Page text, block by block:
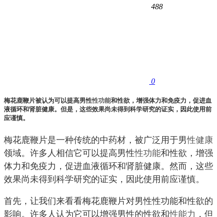
488
0
梅花鹿鞭片被认为可以提高男性性功能和性欲，增强体力和免疫力，促进血
液循环和肾脏健康。但是，这些效果尚未得到科学研究的证实，因此使用前
应谨慎。
梅花鹿鞭片是一种传统的中药材，被广泛用于男性健康
领域。许多人相信它可以提高男性性功能和性欲，增强
体力和免疫力，促进血液循环和肾脏健康。然而，这些
效果尚未得到科学研究的证实，因此使用前应谨慎。
首先，让我们来看看梅花鹿鞭片对男性性功能和性欲的
影响。许多人认为它可以增强男性的性欲和性能力 ，但